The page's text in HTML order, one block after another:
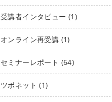
受講者インタビュー (1)
オンライン再受講 (1)
セミナーレポート (64)
ツボネット (1)